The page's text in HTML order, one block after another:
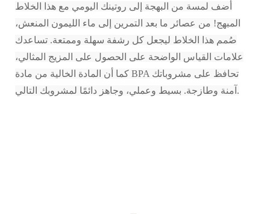
أضف لمسة من البهجة إلى روتينك اليومي مع هذا الخلاط
المبهج! من عصائر ما بعد التمرين إلى ماء الليمون المنعش،
صُمم هذا الخلاط ليجعل كل رشفة سهلة وممتعة. تساعدك
علامات القياس الواضحة على الحصول على المزيج المثالي،
كما أن المادة الخالية من مادة BPA تحافظ على مشروباتك
آمنة وطازجة. بسيط وعملي، وجاهز دائمًا لمشروبك التالي.